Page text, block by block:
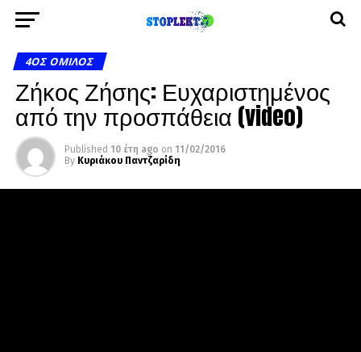
4ΟΣ ΌΜΙΛΟΣ
Ζήκος Ζήσης: Ευχαριστημένος
από την προσπάθεια (video)
Published 10 έτη ago on 11/02/2016
By Κυριάκου Παντζαρίδη